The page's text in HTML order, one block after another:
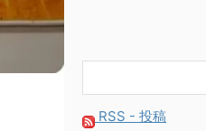
RSS - 投稿